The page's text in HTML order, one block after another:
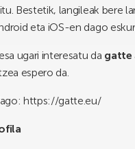
Bestetik, langileak bere
eta iOS-en dago
ugari interesatu da gatte
espero da.
https://gatte.eu/
fila